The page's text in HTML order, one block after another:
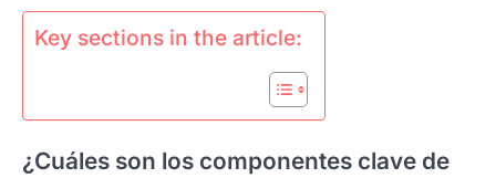
Key sections in the article:
¿Cuáles son los componentes clave de